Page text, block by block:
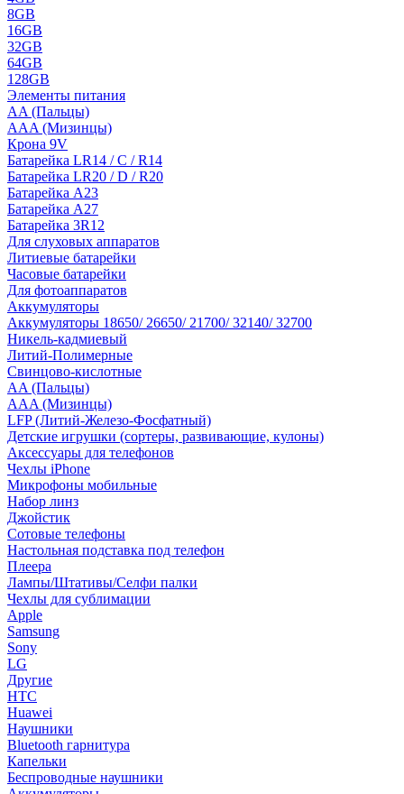
8GB
16GB
32GB
64GB
128GB
Элементы питания
AA (Пальцы)
AAA (Мизинцы)
Крона 9V
Батарейка LR14 / C / R14
Батарейка LR20 / D / R20
Батарейка A23
Батарейка A27
Батарейка 3R12
Для слуховых аппаратов
Литиевые батарейки
Часовые батарейки
Для фотоаппаратов
Аккумуляторы
Аккумуляторы 18650/ 26650/ 21700/ 32140/ 32700
Никель-кадмиевый
Литий-Полимерные
Свинцово-кислотные
AA (Пальцы)
AAA (Мизинцы)
LFP (Литий-Железо-Фосфатный)
Детские игрушки (сортеры, развивающие, кулоны)
Аксессуары для телефонов
Чехлы iPhone
Микрофоны мобильные
Набор линз
Джойстик
Сотовые телефоны
Настольная подставка под телефон
Плеера
Лампы/Штативы/Селфи палки
Чехлы для сублимации
Apple
Samsung
Sony
LG
Другие
HTC
Huawei
Наушники
Bluetooth гарнитура
Капельки
Беспроводные наушники